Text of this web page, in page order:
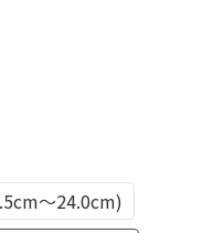
～24.0cm)